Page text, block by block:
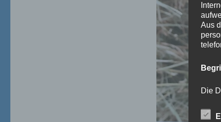
Aus
Die